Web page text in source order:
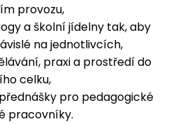
provozu,
a školní jídelny tak, aby
na jednotlivcích,
praxi a prostředí do
celku,
pro pedagogické
pracovníky.